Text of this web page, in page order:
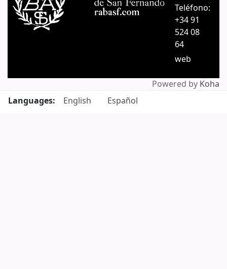
Teléfono:
+34 91
524 08
64
web
Powered by Koha
Languages:
English Español